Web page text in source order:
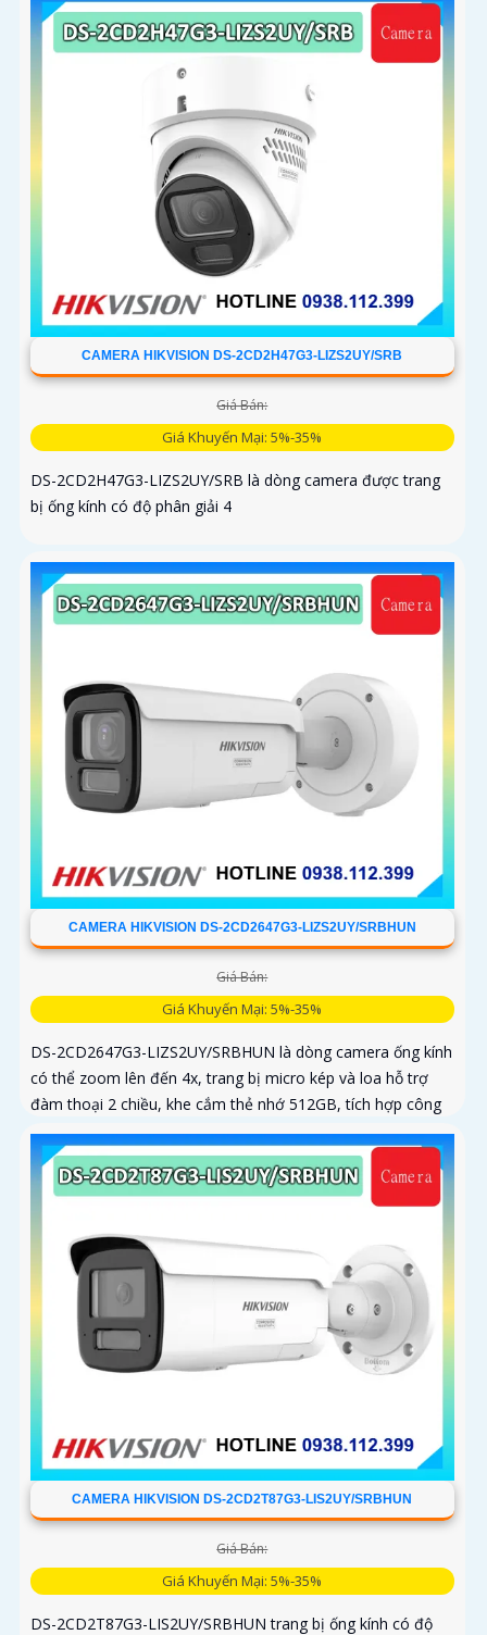
với đầu ghi hình, nhìn ban đêm bằng hồng ngoại 50m
CAMERA HIKVISION DS-2CD2H47G3-LIZS2UY/SRB
Giá Bán:
Giá Khuyến Mại: 5%-35%
DS-2CD2H47G3-LIZS2UY/SRB là dòng camera được trang
bị ống kính có độ phân giải 4
CAMERA HIKVISION DS-2CD2647G3-LIZS2UY/SRBHUN
Giá Bán:
Giá Khuyến Mại: 5%-35%
DS-2CD2647G3-LIZS2UY/SRBHUN là dòng camera ống kính
có thể zoom lên đến 4x, trang bị micro kép và loa hỗ trợ
đàm thoại 2 chiều, khe cắm thẻ nhớ 512GB, tích hợp công
nghệ AI trong việc cân bằng màu sáng trong điều kiện ánh
sáng yếu, ống kính có độ phân giải 4
CAMERA HIKVISION DS-2CD2T87G3-LIS2UY/SRBHUN
Giá Bán:
Giá Khuyến Mại: 5%-35%
DS-2CD2T87G3-LIS2UY/SRBHUN trang bị ống kính có độ